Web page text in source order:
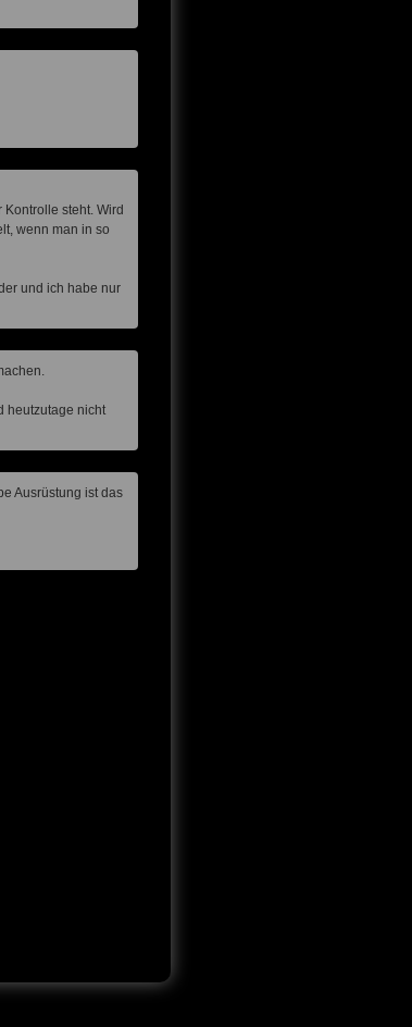
steht. Wird
wenn man in so
und ich habe nur
heutzutage nicht
Ausrüstung ist das